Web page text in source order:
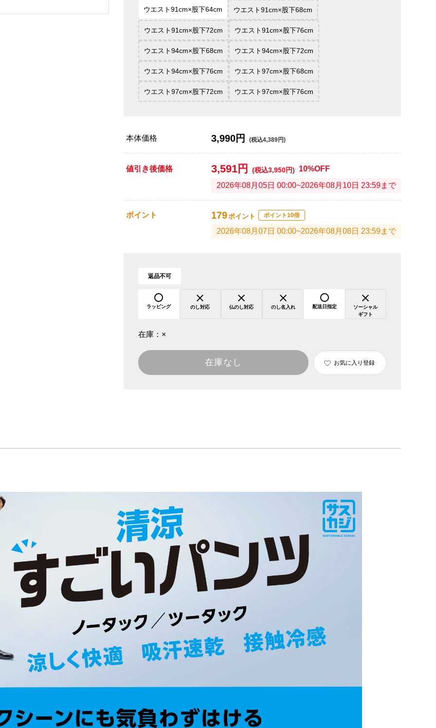
ウエスト91cm×股下64cm ウエスト91cm×股下68cm
ウエスト91cm×股下72cm ウエスト91cm×股下76cm
ウエスト94cm×股下68cm ウエスト94cm×股下72cm
ウエスト94cm×股下76cm ウエスト97cm×股下68cm
ウエスト97cm×股下72cm ウエスト97cm×股下76cm
本体価格 3,990円 (税込4,389円)
値引き後価格 3,591円 (税込3,950円) 10%OFF
2026年08月05日 00:00~2026年08月10日 23:59まで
ポイント 179ポイント ポイント10倍
2026年08月07日 00:00~2026年08月08日 23:59まで
返品不可
ラッピング のし対応 仏のし対応 のし名入れ 配送日指定
ソーシャル
ギフト
在庫： ×
在庫なし お気に入り登録